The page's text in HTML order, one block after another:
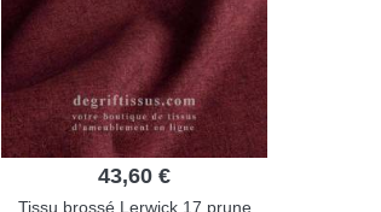
43,60 €
Tissu brossé Lerwick 17 prune